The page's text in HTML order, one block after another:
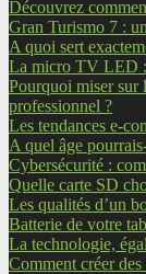
Découvrez
Gran Turismo 7 :
A quoi sert
La micro TV LED :
Pourquoi miser sur
professionnel ?
Les tendances e-
A quel âge
Cybersécurité :
Quelle carte SD
Les qualités d’un
Batterie de votre
La technologie,
Comment créer